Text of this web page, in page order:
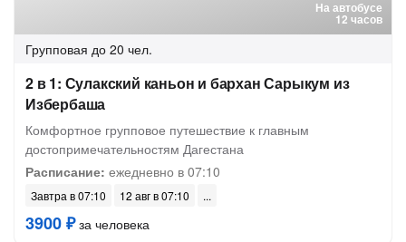
На автобусе
12 часов
Групповая до 20 чел.
2 в 1: Сулакский каньон и бархан Сарыкум из
Избербаша
Комфортное групповое путешествие к главным
достопримечательностям Дагестана
Расписание: ежедневно в 07:10
Завтра в 07:10 12 авг в 07:10
3900 ₽за человека